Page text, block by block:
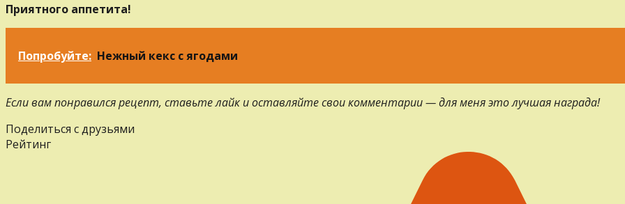
Приятного аппетита!
Попробуйте: Нежный кекс с ягодами
Если вам понравился рецепт, ставьте лайк и оставляйте свои комментарии — для меня это лучшая награда!
Поделиться с друзьями
Рейтинг